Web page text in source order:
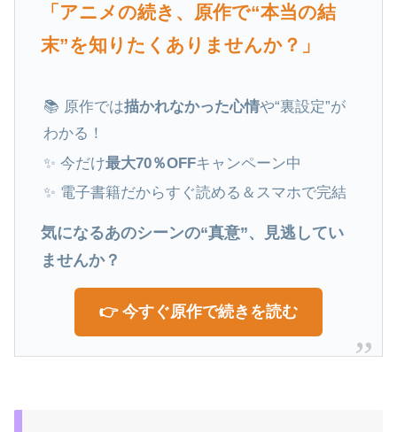
「アニメの続き、原作で“本当の結
末”を知りたくありませんか？」
📚 原作では描かれなかった心情や“裏設定”が
わかる！
✨ 今だけ最大70％OFFキャンペーン中
✨ 電子書籍だからすぐ読める＆スマホで完結
気になるあのシーンの“真意”、見逃してい
ませんか？
👉 今すぐ原作で続きを読む